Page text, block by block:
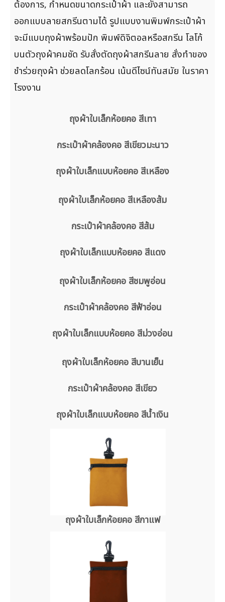
ต้องการ, กำหนดขนาดกระเป๋าผ้า และยังสามารถ
ออกแบบลายสกรีนตามได้ รูปแบบงานพิมพ์กระเป๋าผ้า
จะมีแบบถุงผ้าพร้อมปัก พิมพ์ดิจิตอลหรือสกรีน โลโก้
บนตัวถุงผ้าคมชัด รับสั่งตัดถุงผ้าสกรีนลาย สั่งทำของ
ชำร่วยถุงผ้า ช่วยลดโลกร้อน เน้นดีไซน์ทันสมัย ในราคา
โรงงาน
ถุงผ้าใบเล็กห้อยคอ สีเทา
กระเป๋าผ้าคล้องคอ สีเขียวมะนาว
ถุงผ้าใบเล็กแบบห้อยคอ สีเหลือง
ถุงผ้าใบเล็กห้อยคอ สีเหลืองส้ม
กระเป๋าผ้าคล้องคอ สีส้ม
ถุงผ้าใบเล็กแบบห้อยคอ สีแดง
ถุงผ้าใบเล็กห้อยคอ สีชมพูอ่อน
กระเป๋าผ้าคล้องคอ สีฟ้าอ่อน
ถุงผ้าใบเล็กแบบห้อยคอ สีม่วงอ่อน
ถุงผ้าใบเล็กห้อยคอ สีบานเย็น
กระเป๋าผ้าคล้องคอ สีเขียว
ถุงผ้าใบเล็กแบบห้อยคอ สีน้ำเงิน
ถุงผ้าใบเล็กห้อยคอ สีกาแฟ